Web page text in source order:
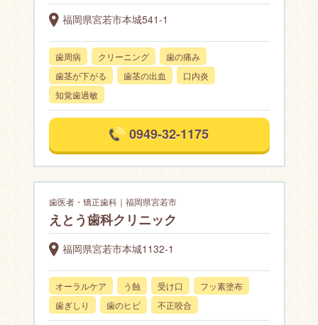
福岡県宮若市本城541-1
歯周病 クリーニング
歯の痛み
歯茎が下がる
歯茎の出血
口内炎
知覚歯過敏
0949-32-1175
歯医者・矯正歯科｜福岡県宮若市
えとう歯科クリニック
福岡県宮若市本城1132-1
オーラルケア う蝕 受け口
フッ素塗布
歯ぎしり
歯のヒビ 不正咬合